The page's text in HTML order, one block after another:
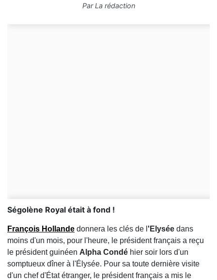
ParLa rédaction
Ségolène Royal était à fond !
François Hollande donnera les clés de l 'Elysée dans
moins d'un mois, pour l'heure, le président français a reçu
le président guinéen Alpha Condé hier soir lors d'un
somptueux dîner à l'Élysée. Pour sa toute dernière visite
d'un chef d'État étranger, le président français a mis le